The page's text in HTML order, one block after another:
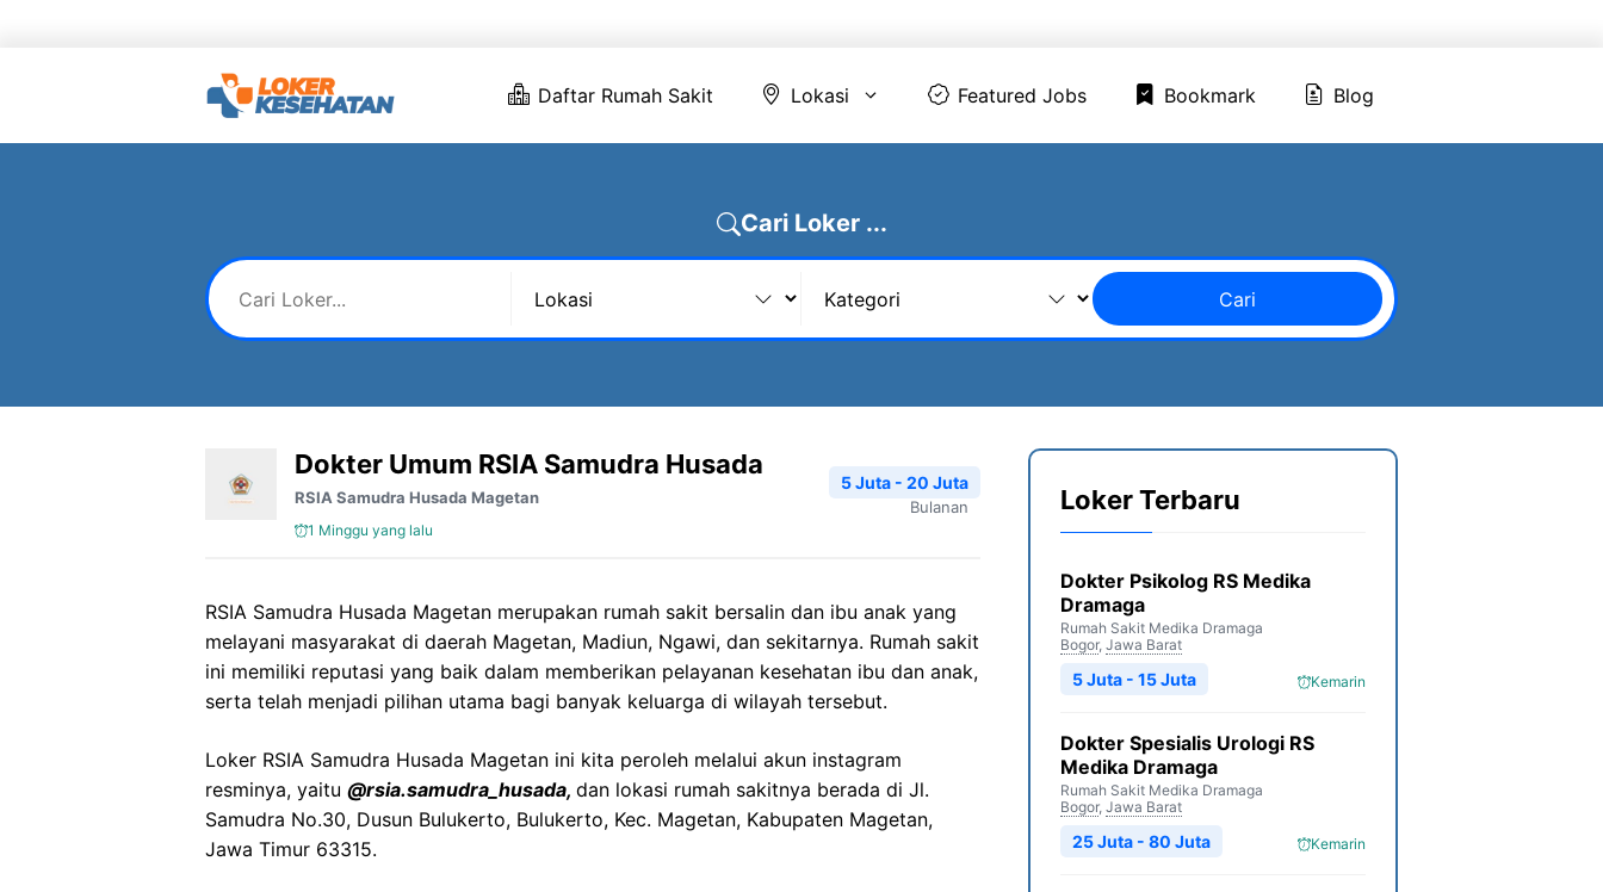
Daftar Rumah Sakit Lokasi Featured Jobs Bookmark Blog
Cari Loker ...
Cari
Dokter Umum RSIA Samudra Husada
RSIA Samudra Husada Magetan
1 Minggu yang lalu
5 Juta - 20 Juta
Bulanan
RSIA Samudra Husada Magetan merupakan rumah sakit bersalin dan ibu anak yang
melayani masyarakat di daerah Magetan, Madiun, Ngawi, dan sekitarnya. Rumah sakit
ini memiliki reputasi yang baik dalam memberikan pelayanan kesehatan ibu dan anak,
serta telah menjadi pilihan utama bagi banyak keluarga di wilayah tersebut.
Loker RSIA Samudra Husada Magetan ini kita peroleh melalui akun instagram
resminya, yaitu @rsia.samudra_husada, dan lokasi rumah sakitnya berada di Jl.
Samudra No.30, Dusun Bulukerto, Bulukerto, Kec. Magetan, Kabupaten Magetan,
Jawa Timur 63315.
Loker Terbaru
Dokter Psikolog RS Medika
Dramaga
Rumah Sakit Medika Dramaga
Bogor, Jawa Barat
Kemarin
5 Juta - 15 Juta
Dokter Spesialis Urologi RS
Medika Dramaga
Rumah Sakit Medika Dramaga
Bogor, Jawa Barat
Kemarin
25 Juta - 80 Juta